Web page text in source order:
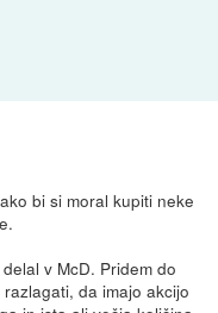
bi si moral kupiti neke
v McD. Pridem do
da imajo akcijo